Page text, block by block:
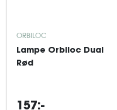
ORBILOC
Lampe Orbiloc Dual
Rød
157:-